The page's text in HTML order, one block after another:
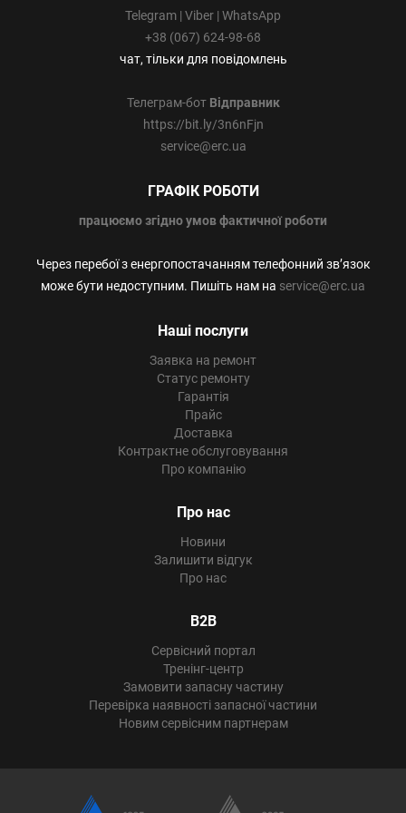
Telegram | Viber | WhatsApp
+38 (067) 624-98-68
чат, тільки для повідомлень
Телеграм-бот Відправник
https://bit.ly/3n6nFjn
service@erc.ua
ГРАФІК РОБОТИ
працюємозгідно умов фактичної роботи
Через перебої з енергопостачанням телефонний зв’язок
може бути недоступним. Пишіть нам на service@erc.ua
Наші послуги
Заявка на ремонт
Статус ремонту
Гарантія
Прайс
Доставка
Контрактне обслуговування
Про компанію
Про нас
Новини
Залишити відгук
Про нас
B2B
Сервісний портал
Тренінг-центр
Замовити запасну частину
Перевірка наявності запасної частини
Новим сервісним партнерам